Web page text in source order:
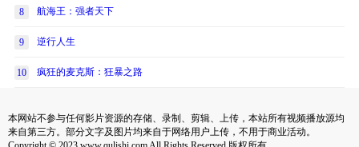
8 航海王：强者天下
9 逆行人生
10 疯狂的麦克斯：狂暴之路
本网站不参与任何影片资源的存储、录制、剪辑、上传，本站所有视频播放源均
来自第三方。部分文字及图片均来自于网络用户上传，不用于商业活动。